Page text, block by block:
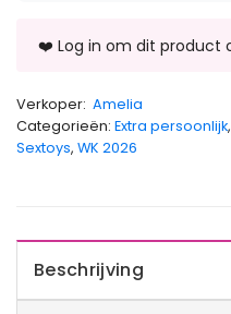
Verkoper: Amelia
Categorieën: Extra persoonlijk,
Sextoys, WK 2026
Beschrijving